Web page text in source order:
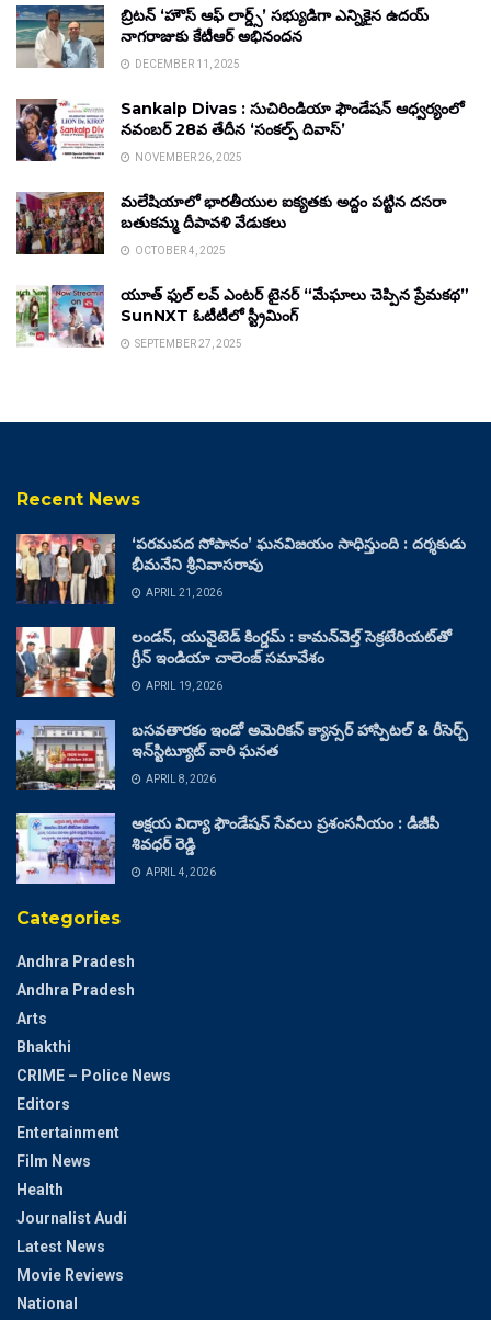
బ్రిటన్ ‘హౌస్ ఆఫ్ లార్డ్స్’ సభ్యుడిగా ఎన్నికైన ఉదయ్
నాగరాజుకు కేటీఆర్ అభినందన
DECEMBER 11, 2025
Sankalp Divas : సుచిరిండియా ఫౌండేషన్ ఆధ్వర్యంలో
నవంబర్ 28వ తేదీన ‘సంకల్ప్ దివాస్’
NOVEMBER 26, 2025
మలేషియాలో భారతీయుల ఐక్యతకు అద్దం పట్టిన దసరా
బతుకమ్మ దీపావళి వేడుకలు
OCTOBER 4, 2025
యూత్ ఫుల్ లవ్ ఎంటర్ టైనర్ “మేఘాలు చెప్పిన ప్రేమకథ”
SunNXT ఓటీటీలో స్ట్రీమింగ్
SEPTEMBER 27, 2025
Recent News
‘పరమపద సోపానం’ ఘనవిజయం సాధిస్తుంది : దర్శకుడు
భీమనేని శ్రీనివాసరావు
APRIL 21, 2026
లండన్, యునైటెడ్ కింగ్డమ్ : కామన్‌వెల్త్ సెక్రటేరియట్‌తో
గ్రీన్ ఇండియా చాలెంజ్ సమావేశం
APRIL 19, 2026
బసవతారకం ఇండో అమెరికన్ క్యాన్సర్ హాస్పిటల్ & రీసెర్చ్
ఇన్‌స్టిట్యూట్ వారి ఘనత
APRIL 8, 2026
అక్షయ విద్యా ఫౌండేషన్ సేవలు ప్రశంసనీయం : డీజీపీ
శివధర్ రెడ్డి
APRIL 4, 2026
Categories
Andhra Pradesh
Andhra Pradesh
Arts
Bhakthi
CRIME – Police News
Editors
Entertainment
Film News
Health
Journalist Audi
Latest News
Movie Reviews
National